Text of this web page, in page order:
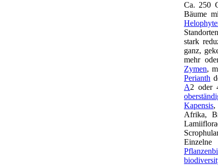
Ca. 250
Bäume
stark
ganz,
mehr
Zymen,
Perianth
A2 oder
Kapensis,
Afrika,